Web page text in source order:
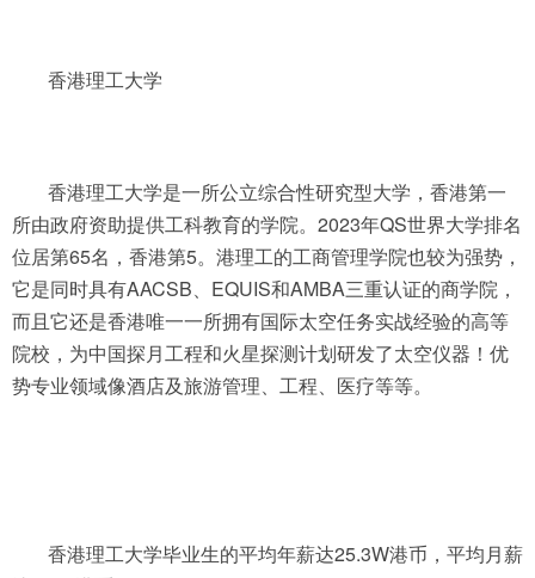
香港理工大学
香港理工大学是一所公立综合性研究型大学，香港第一
所由政府资助提供工科教育的学院。2023年QS世界大学排名
位居第65名，香港第5。港理工的工商管理学院也较为强势，
它是同时具有AACSB、EQUIS和AMBA三重认证的商学院，
而且它还是香港唯一一所拥有国际太空任务实战经验的高等
院校，为中国探月工程和火星探测计划研发了太空仪器！优
势专业领域像酒店及旅游管理、工程、医疗等等。
香港理工大学毕业生的平均年薪达25.3W港币，平均月薪